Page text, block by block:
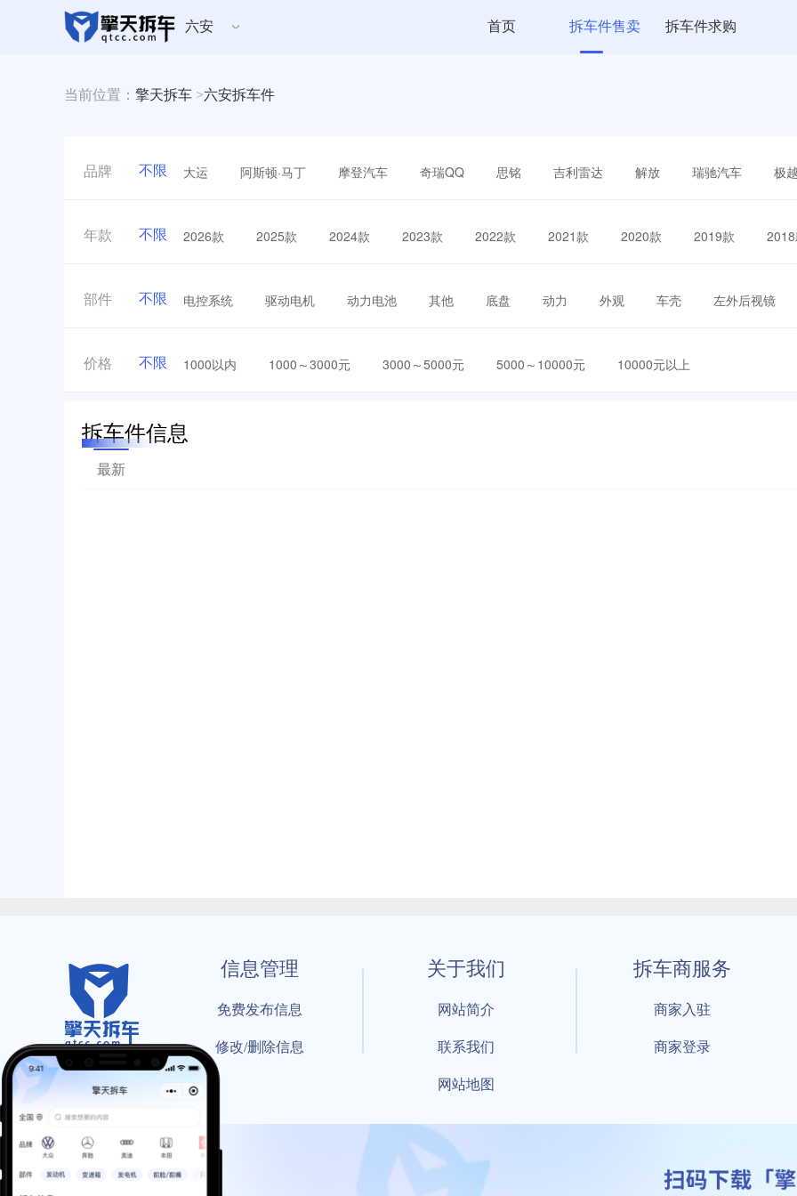
六安 首页 拆车件售卖 拆车件求购
当前位置： 擎天拆车 >六安拆车件
品牌 不限 大运 阿斯顿·马丁 摩登汽车 奇瑞QQ 思铭 吉利雷达 解放 瑞驰汽车 极
年款 不限 2026款 2025款 2024款 2023款 2022款 2021款 2020款 2019款
部件 不限 电控系统 驱动电机 动力电池 其他 底盘 动力 外观 车壳 左外后视镜
价格 不限 1000以内 1000～3000元 3000～5000元 5000～10000元 10000元以上
拆车件信息
最新
信息管理
免费发布信息
修改/删除信息
关于我们
网站简介
联系我们
网站地图
拆车商服务
商家入驻
商家登录
© 2021 By 擎天拆车-买卖拆车件，擎天拆车好省快 All Rights Reserved
工信部备案号：鲁ICP备18021004号-17 公安部备案号： 鲁公网安备